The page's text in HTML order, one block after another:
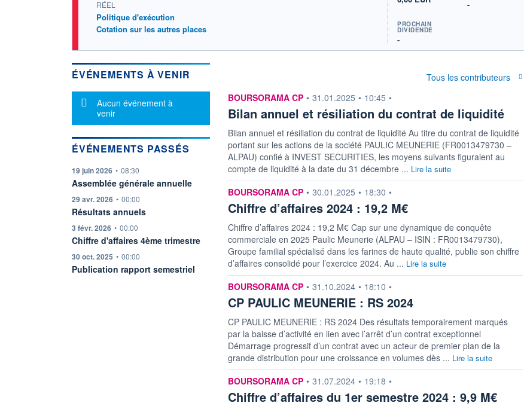
RÉEL
Politique d'exécution
Cotation sur les autres places
-
PROCHAIN
DIVIDENDE
-
ÉVÉNEMENTS À VENIR
Message d'information
Aucun événement à
venir
ÉVÉNEMENTS PASSÉS
information fournie par
19 juin 2026 • 08:30
Assemblée générale annuelle
information fournie par
29 avr. 2026 • 00:00
Résultats annuels
information fournie par
3 févr. 2026 • 00:00
Chiffre d'affaires 4ème trimestre
information fournie par
30 oct. 2025 • 00:00
Publication rapport semestriel
Tous les contributeurs
information fournie par
BOURSORAMA CP • 31.01.2025 • 10:45 •
Bilan annuel et résiliation du contrat de liquidité
Bilan annuel et résiliation du contrat de liquidité Au titre du contrat de liquidité
portant sur les actions de la société PAULIC MEUNERIE (FR0013479730 –
ALPAU) confié à INVEST SECURITIES, les moyens suivants figuraient au
compte de liquidité à la date du 31 décembre ... Lire la suite
information fournie par
BOURSORAMA CP • 30.01.2025 • 18:30 •
Chiffre d’affaires 2024 : 19,2 M€
Chiffre d’affaires 2024 : 19,2 M€ Cap sur une dynamique de conquête
commerciale en 2025 Paulic Meunerie (ALPAU – ISIN : FR0013479730),
Groupe familial spécialisé dans les farines de haute qualité, publie son chiffre
d’affaires consolidé pour l’exercice 2024. Au ... Lire la suite
information fournie par
BOURSORAMA CP • 31.10.2024 • 18:10 •
CP PAULIC MEUNERIE : RS 2024
CP PAULIC MEUNERIE : RS 2024 Des résultats temporairement marqués
par la baisse d’activité en lien avec l’arrêt d’un contrat exceptionnel
Démarrage progressif d’un contrat avec un acteur de premier plan de la
grande distribution pour une croissance en volumes dès ... Lire la suite
information fournie par
BOURSORAMA CP • 31.07.2024 • 19:18 •
Chiffre d’affaires du 1er semestre 2024 : 9,9 M€